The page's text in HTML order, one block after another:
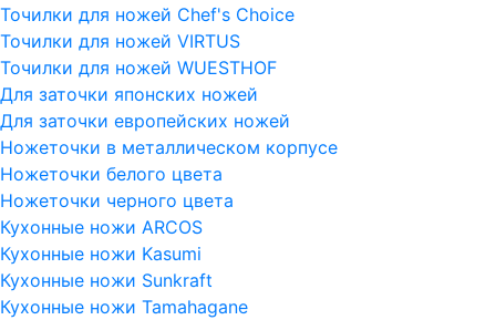
Точилки для ножей Chef's Choice
Точилки для ножей VIRTUS
Точилки для ножей WUESTHOF
Для заточки японских ножей
Для заточки европейских ножей
Ножеточки в металлическом корпусе
Ножеточки белого цвета
Ножеточки черного цвета
Кухонные ножи ARCOS
Кухонные ножи Kasumi
Кухонные ножи Sunkraft
Кухонные ножи Tamahagane